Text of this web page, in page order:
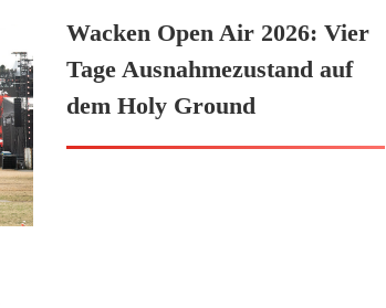
Wacken Open Air 2026: Vier
Tage Ausnahmezustand auf
dem Holy Ground